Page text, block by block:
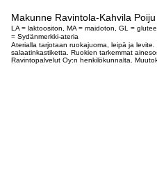
Makunne Ravintola-Kahvila Poiju
LA = laktoositon, MA = maidoton, GL =
= Sydänmerkki-ateria
Aterialla tarjotaan ruokajuoma, leipä ja
salaatinkastiketta. Ruokien tarkemmat
Ravintopalvelut Oy:n henkilökunnalta.